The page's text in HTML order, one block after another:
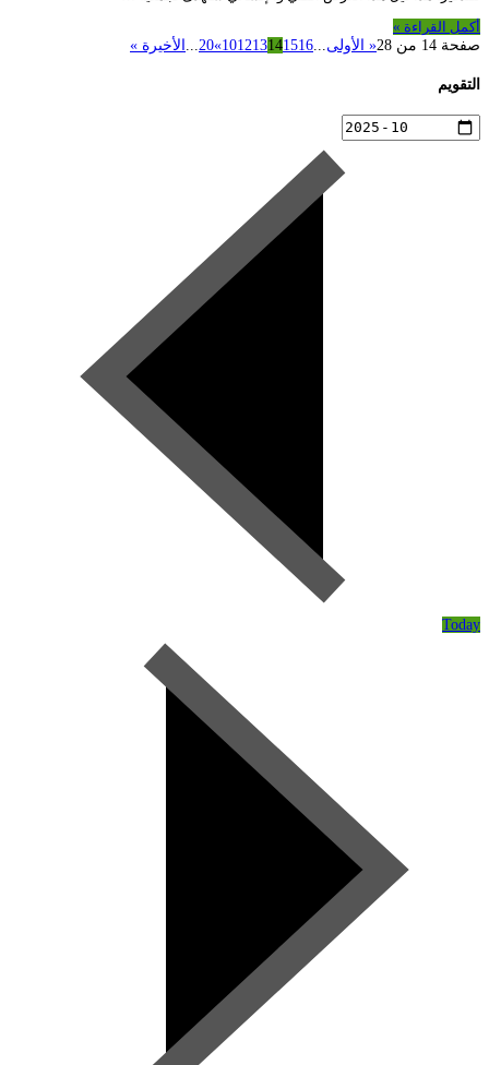
أكمل القراءة »
صفحة 14 من 28
« الأولى...
101213141516
»
20
... الأخيرة »
التقويم
Today